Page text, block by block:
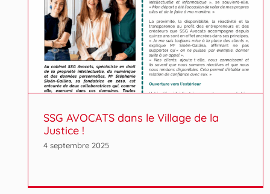
SSG AVOCATS dans le Village de la
Justice !
4 septembre 2025